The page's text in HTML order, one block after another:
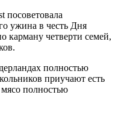
посоветовала
ужина в честь Дня
карману четверти семей,
полностью
приучают есть
полностью